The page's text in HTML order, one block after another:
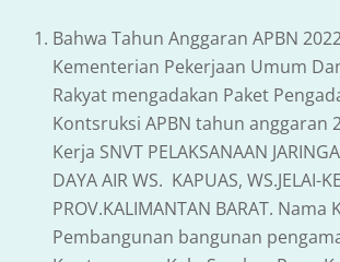
Bahwa Tahun Anggaran APBN
Kementerian Pekerjaan Umum
Rakyat mengadakan Paket
Kontsruksi APBN tahun anggaran
Kerja SNVT PELAKSANAAN
DAYA AIR WS. KAPUAS, WS.JELAI-
PROV.KALIMANTAN BARAT. Nama
Pembangunan bangunan